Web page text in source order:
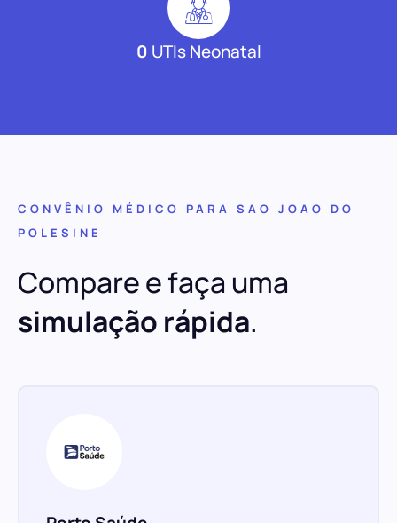
0 UTIs Neonatal
CONVÊNIO MÉDICO PARA SAO JOAO DO
POLESINE
Compare e faça uma
simulação rápida.